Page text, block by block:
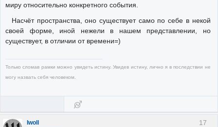
миру относительно конкретного события.
Насчёт пространства, оно существует само по себе в некой
своей форме, иной нежели в нашем представлении, но
существует, в отличии от времени=)
Только сломав рамки можно увидеть истину. Увидев истину, лично я в последствии не
могу назвать себя человеком.
17
Iwoll